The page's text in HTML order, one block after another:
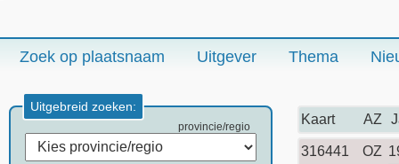
Zoek op plaatsnaam Uitgever Thema
Uitgebreid zoeken:
provincie/regio Kaart AZ
316441 OZ